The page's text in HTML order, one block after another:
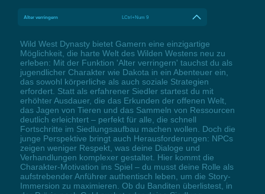
Alter verringern LCtrl+Num 9
Wild West Dynasty bietet Gamern eine einzigartige
Möglichkeit, die harte Welt des Wilden Westens neu zu
erleben: Mit der Funktion 'Alter verringern' tauchst du als
jugendlicher Charakter wie Dakota in ein Abenteuer ein,
das sowohl körperliche als auch soziale Strategien
erfordert. Statt als erfahrener Siedler startest du mit
erhöhter Ausdauer, die das Erkunden der offenen Welt,
das Jagen von Tieren und das Sammeln von Ressourcen
deutlich erleichtert – perfekt für alle, die schnell
Fortschritte im Siedlungsaufbau machen wollen. Doch die
junge Perspektive bringt auch Herausforderungen: NPCs
zeigen weniger Respekt, was deine Dialoge und
Verhandlungen komplexer gestaltet. Hier kommt die
Charakter-Motivation ins Spiel – du musst deine Rolle als
aufstrebender Anführer authentisch leben, um die Story-
Immersion zu maximieren. Ob du Banditen überlistest, in